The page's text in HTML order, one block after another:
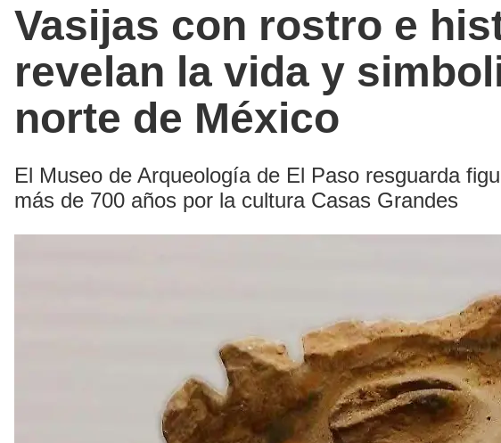
Vasijas con rostro e
revelan la vida y
norte de México
El Museo de Arqueología de El Paso resguarda
más de 700 años por la cultura Casas Grandes